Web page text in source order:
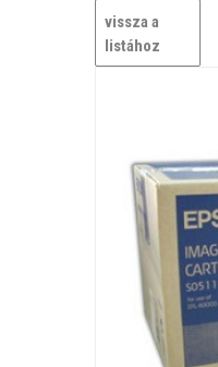
vissza a
listához